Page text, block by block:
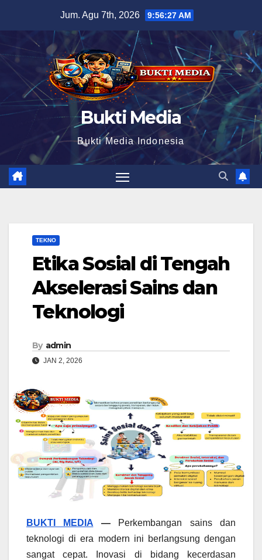
Jum. Agu 7th, 2026 9:56:28 AM
Bukti Media
Bukti Media Indonesia
TEKNO
Etika Sosial di Tengah
Akselerasi Sains dan
Teknologi
By admin
JAN 2, 2026
BUKTI MEDIA —Perkembangan sains dan
teknologi di era modern ini berlangsung dengan
sangat cepat. Inovasi di bidang kecerdasan